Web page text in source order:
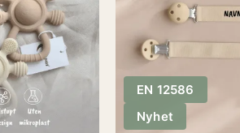
Nyhet
EN 12586